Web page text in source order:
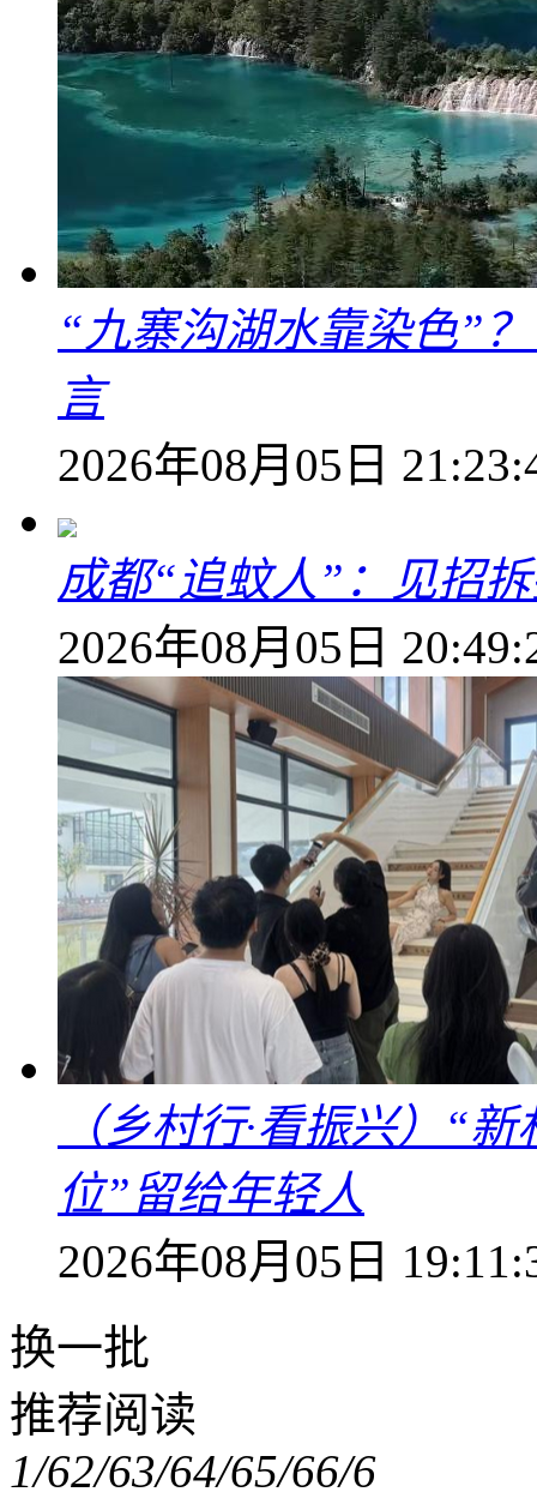
“九寨沟湖水靠染色”
言
2026年08月05日
成都“追蚊人”：见招
2026年08月05日
（乡村行·看振兴）“
位”留给年轻人
2026年08月05日
换一批
推荐阅读
1/62/63/64/65/66/6